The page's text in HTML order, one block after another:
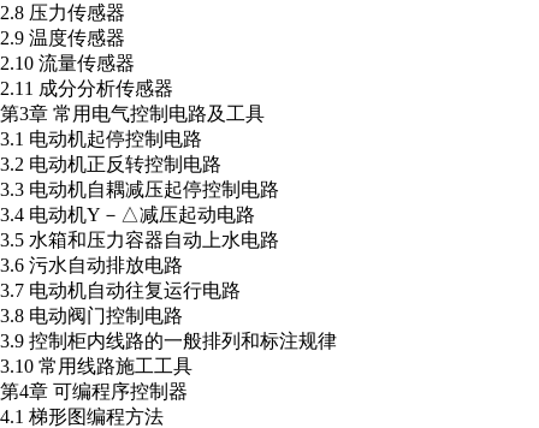
2.8 压力传感器
2.9 温度传感器
2.10 流量传感器
2.11 成分分析传感器
第3章 常用电气控制电路及工具
3.1 电动机起停控制电路
3.2 电动机正反转控制电路
3.3 电动机自耦减压起停控制电路
3.4 电动机Y－△减压起动电路
3.5 水箱和压力容器自动上水电路
3.6 污水自动排放电路
3.7 电动机自动往复运行电路
3.8 电动阀门控制电路
3.9 控制柜内线路的一般排列和标注规律
3.10 常用线路施工工具
第4章 可编程序控制器
4.1 梯形图编程方法